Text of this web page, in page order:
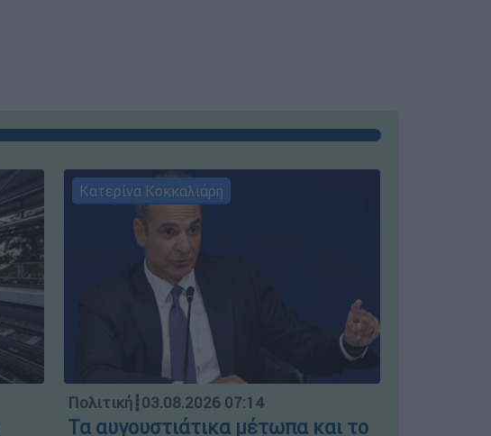
Κατερίνα Κοκκαλιάρη
Πολιτική┋03.08.2026 07:14
Τα αυγουστιάτικα μέτωπα και το